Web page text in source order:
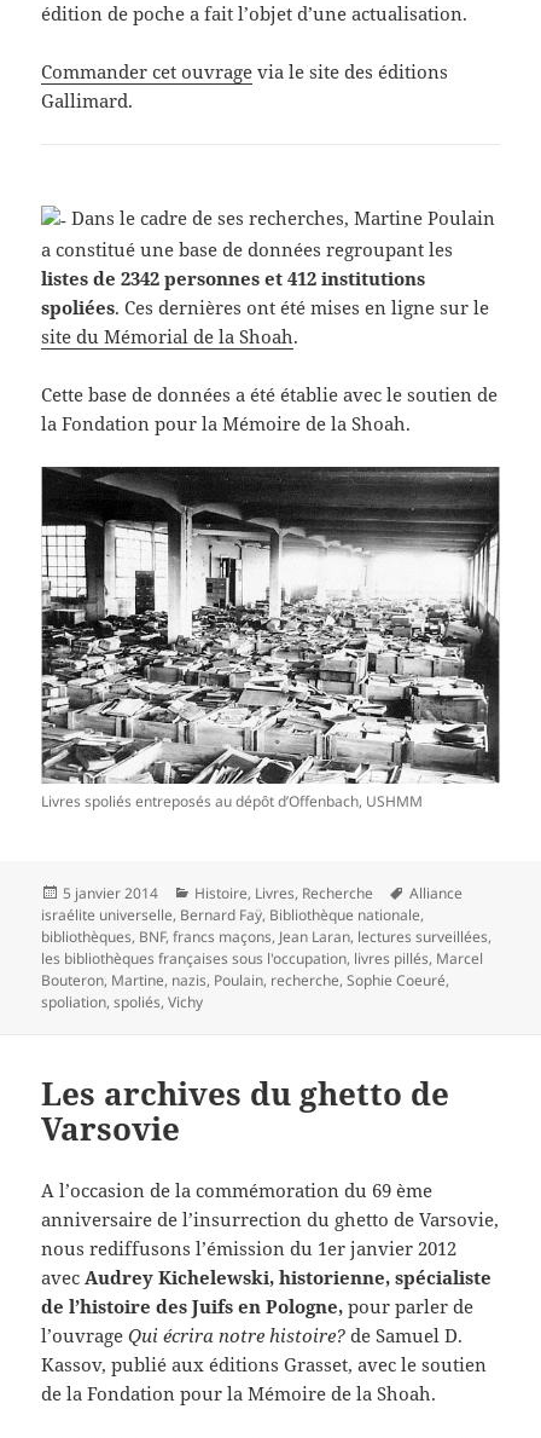
édition de poche a fait l’objet d’une actualisation.
Commander cet ouvrage via le site des éditions
Gallimard.
Dans le cadre de ses recherches, Martine Poulain
a constitué une base de données regroupant les
listes de 2342 personnes et 412 institutions
spoliées. Ces dernières ont été mises en ligne sur le
site du Mémorial de la Shoah.
Cette base de données a été établie avec le soutien de
la Fondation pour la Mémoire de la Shoah.
Livres spoliés entreposés au dépôt d’Offenbach, USHMM
Publié
le
5 janvier 2014 Catégories
Histoire, Livres, Recherche
Mots-
clés
Alliance
israélite universelle, Bernard Faÿ, Bibliothèque nationale,
bibliothèques, BNF,francs maçons, Jean Laran, lectures surveillées,
les bibliothèques françaises sous l'occupation, livres pillés, Marcel
Bouteron, Martine, nazis, Poulain, recherche,Sophie Coeuré,
spoliation,spoliés,Vichy
Les archives du ghetto de
Varsovie
A l’occasion de la commémoration du 69 ème
anniversaire de l’insurrection du ghetto de Varsovie,
nous rediffusons l’émission du 1er janvier 2012
avecAudrey Kichelewski, historienne, spécialiste
de l’histoire des Juifs en Pologne, pour parler de
l’ouvrageQui écrira notre histoire? de Samuel D.
Kassov, publié aux éditions Grasset, avec le soutien
de la Fondation pour la Mémoire de la Shoah.